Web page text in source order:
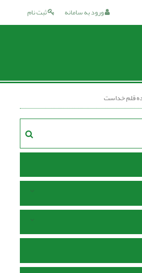
ثبت نام ورود به سامانه
قلم خداست